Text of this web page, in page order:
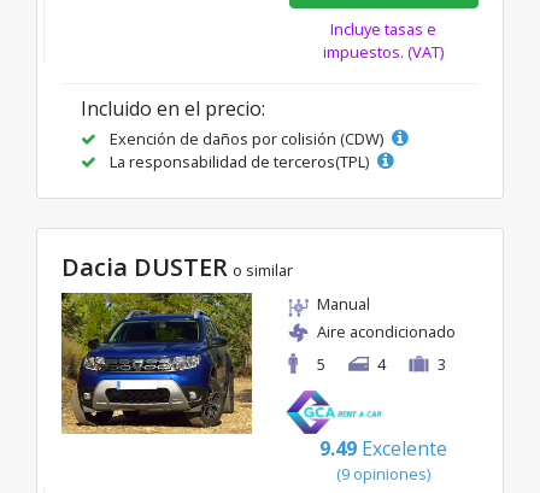
Incluye tasas e
impuestos. (VAT)
Incluido en el precio:
Exención de daños por colisión (CDW)
La responsabilidad de terceros(TPL)
Dacia DUSTER o similar
Manual
Aire acondicionado
5
4 3
9.49 Excelente
(9 opiniones)